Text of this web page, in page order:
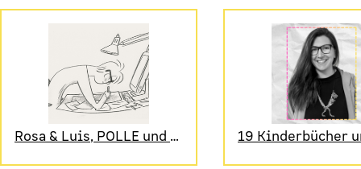
Rosa & Luis, POLLE und Q-R-T